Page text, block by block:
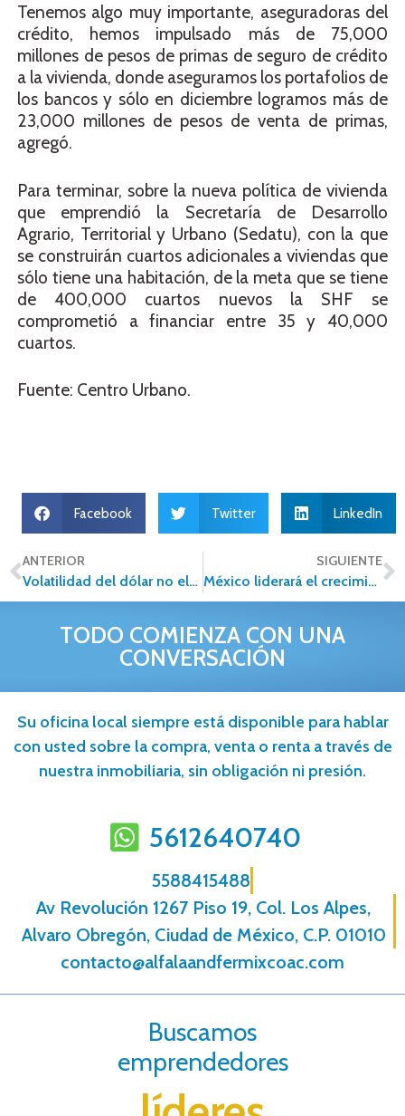
Tenemos algo muy importante, aseguradoras del
crédito, hemos impulsado más de 75,000
millones de pesos de primas de seguro de crédito
a la vivienda, donde aseguramos los portafolios de
los bancos y sólo en diciembre logramos más de
23,000 millones de pesos de venta de primas,
agregó.
Para terminar, sobre la nueva política de vivienda
que emprendió la Secretaría de Desarrollo
Agrario, Territorial y Urbano (Sedatu), con la que
se construirán cuartos adicionales a viviendas que
sólo tiene una habitación, de la meta que se tiene
de 400,000 cuartos nuevos la SHF se
comprometió a financiar entre 35 y 40,000
cuartos.
Fuente: Centro Urbano.
Facebook Twitter LinkedIn
ANTERIOR
Volatilidad del dólar no elevará costos de vivienda: expertos
SIGUIENTE
México liderará el crecimiento económico en la región
TODO COMIENZA CON UNA
CONVERSACIÓN
Su oficina local siempre está disponible para hablar
con usted sobre la compra, venta o renta a través de
nuestra inmobiliaria, sin obligación ni presión.
5612640740
5588415488
Av Revolución 1267 Piso 19, Col. Los Alpes,
Alvaro Obregón, Ciudad de México, C.P. 01010
contacto@alfalaandfermixcoac.com
Buscamos
emprendedores